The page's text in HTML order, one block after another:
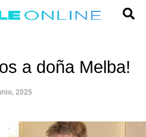
a doña Melba!
2025